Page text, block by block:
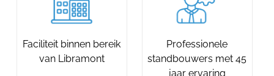
Faciliteit binnen bereik
van Libramont
Professionele
standbouwers met 45
jaar ervaring